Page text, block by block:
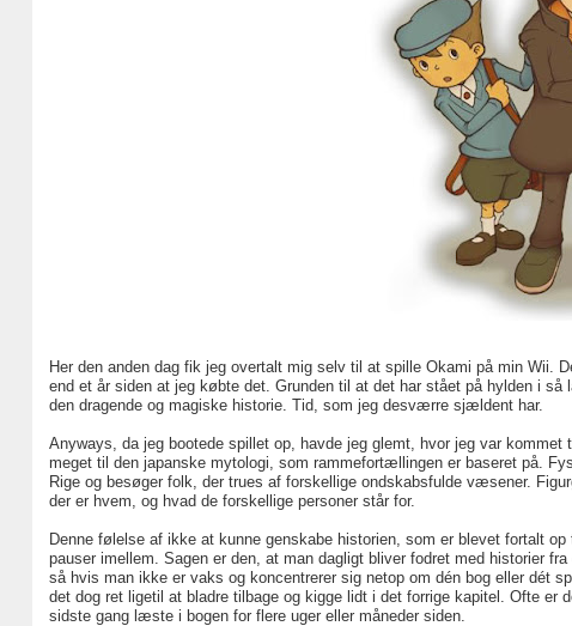
Her den anden dag fik jeg overtalt mig selv til at spille Okami på min Wii.
end et år siden at jeg købte det. Grunden til at det har stået på hylden i
den dragende og magiske historie. Tid, som jeg desværre sjældent har.
Anyways, da jeg bootede spillet op, havde jeg glemt, hvor jeg var
meget til den japanske mytologi, som rammefortællingen er baseret på.
Rige og besøger folk, der trues af forskellige ondskabsfulde væsener.
der er hvem, og hvad de forskellige personer står for.
Denne følelse af ikke at kunne genskabe historien, som er blevet fortalt
pauser imellem. Sagen er den, at man dagligt bliver fodret med historier
så hvis man ikke er vaks og koncentrerer sig netop om dén bog eller dét
det dog ret ligetil at bladre tilbage og kigge lidt i det forrige kapitel. Ofte
sidste gang læste i bogen for flere uger eller måneder siden.